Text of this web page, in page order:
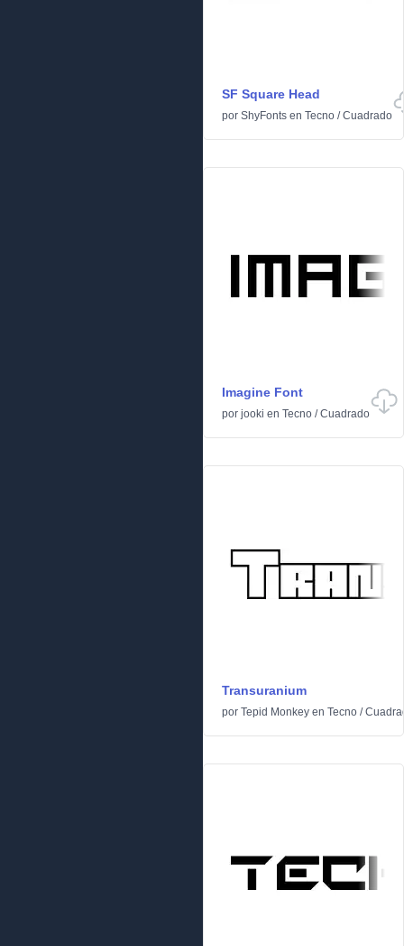
SF Square Head
por ShyFonts en Tecno /Cuadrado
Imagine Font
por jooki en Tecno /Cuadrado
Transuranium
por Tepid Monkey en Tecno /